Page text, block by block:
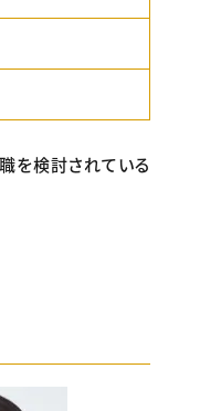
を検討されている